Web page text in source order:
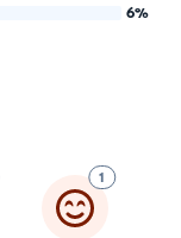
6%
1